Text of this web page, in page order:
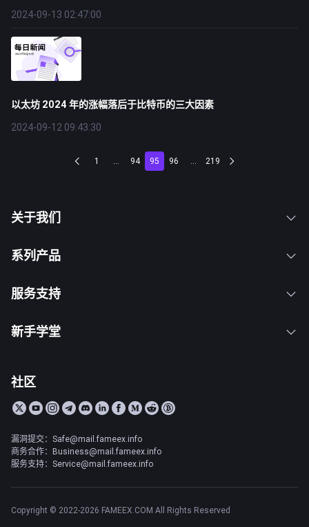
2024-09-13 02:47:00
以太坊 2024 年的涨幅落后于比特币的三大因素
2024-09-12 09:43:30
1 ... 94 95 96 ... 219
关于我们
系列产品
服务支持
新手学堂
社区
漏洞提交：Safe@mail.fameex.info
商务合作：Business@mail.fameex.info
服务支持：Service@mail.fameex.info
Copyright © 2022-2026 FAMEEX.COM All Rights Reserved